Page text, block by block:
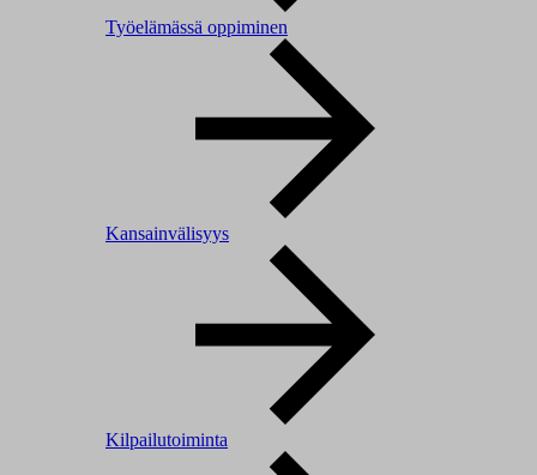
Työelämässä oppiminen
Kansainvälisyys
Kilpailutoiminta